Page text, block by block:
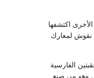
اكتشفها
نقوش لمعارك
الفارسية
وهو من صنع